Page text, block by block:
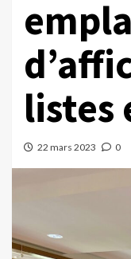
listes
22 mars 2023 0